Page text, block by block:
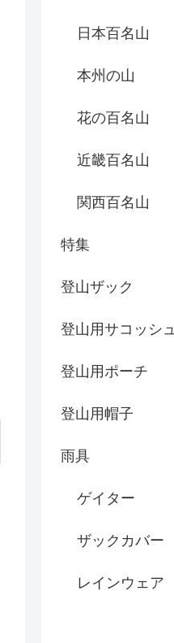
日本百名山
本州の山
花の百名山
近畿百名山
関西百名山
特集
登山ザック
登山用サコッシュ
登山用ポーチ
登山用帽子
雨具
ゲイター
ザックカバー
レインウェア